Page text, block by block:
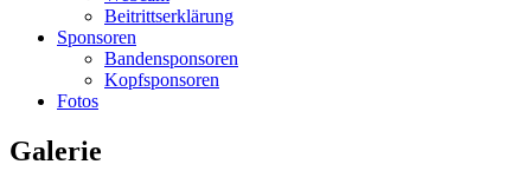
Beitrittserklärung
Sponsoren
Bandensponsoren
Kopfsponsoren
Fotos
Galerie